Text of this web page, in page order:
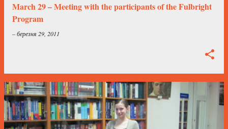
March 29 – Meeting with the participants of the Fulbright
Program
–березня 29, 2011